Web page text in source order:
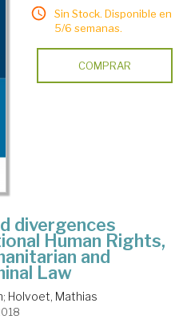
Sin Stock. Disponible en
5/6 semanas.
COMPRAR
divergences
Human Rights,
and
Law
; Holvoet, Mathias